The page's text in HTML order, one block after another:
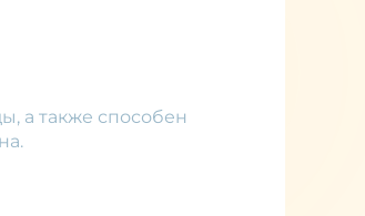
а также способен